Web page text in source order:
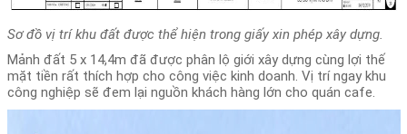
Sơ đồ vị trí khu đất được thể hiện trong giấy xin phép xây dựng.
Mảnh đất 5 x 14,4m đã được phân lộ giới xây dựng cùng lợi thế
mặt tiền rất thích hợp cho công việc kinh doanh. Vị trí ngay khu
công nghiệp sẽ đem lại nguồn khách hàng lớn cho quán cafe.